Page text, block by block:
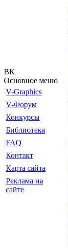
ВК
Основное меню
V-Graphics
V-Форум
Конкурсы
Библиотека
FAQ
Контакт
Карта сайта
Реклама на
сайте